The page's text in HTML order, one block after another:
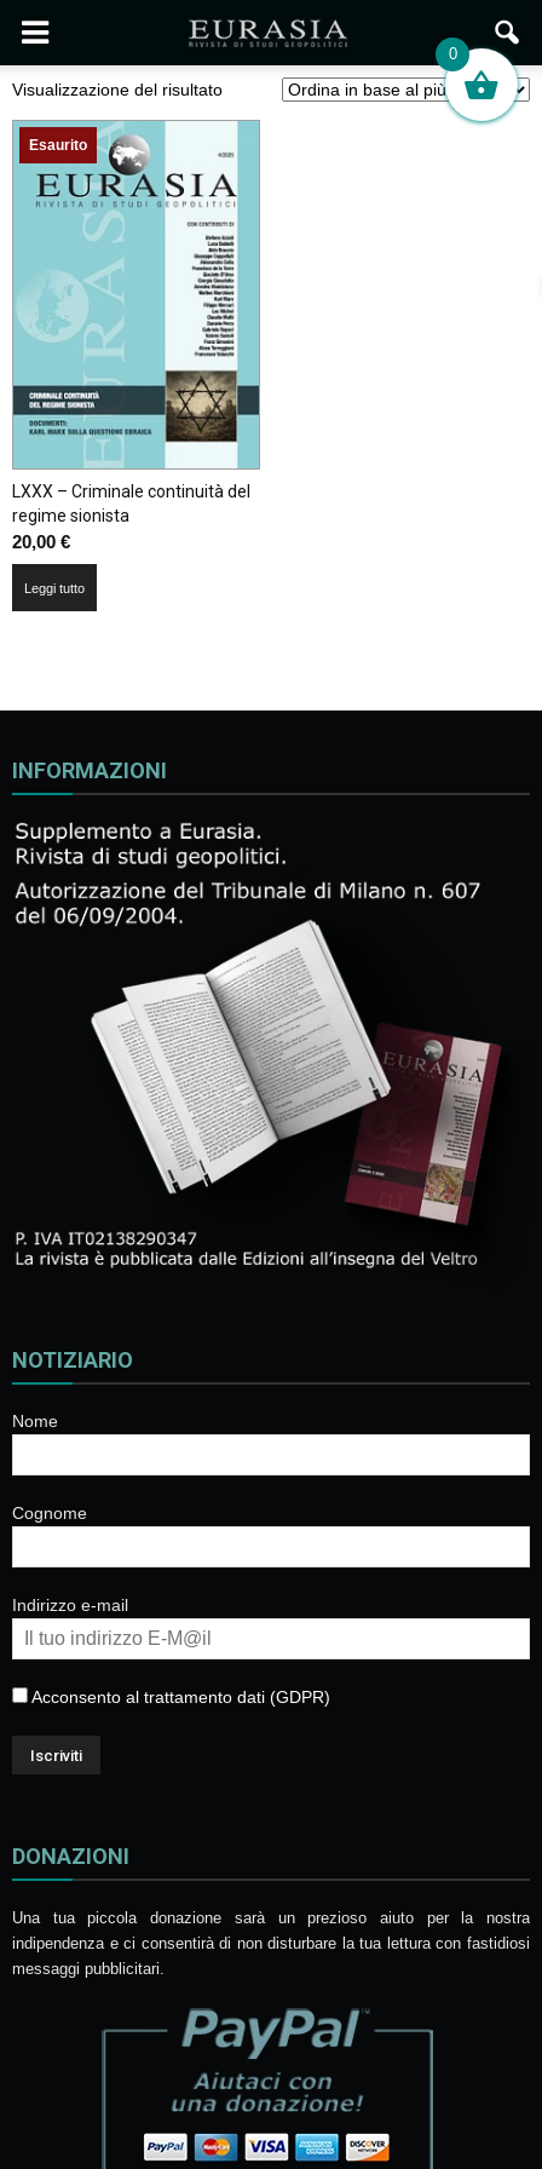
Visualizzazione del risultato
Esaurito
LXXX – Criminale continuità del
regime sionista
20,00 €
Leggi tutto
INFORMAZIONI
NOTIZIARIO
Nome
Cognome
Indirizzo e-mail
Acconsento al trattamento dati (GDPR)
DONAZIONI
Una tua piccola donazione sarà un prezioso aiuto per la nostra
indipendenza e ci consentirà di non disturbare la tua lettura con fastidiosi
messaggi pubblicitari.
0